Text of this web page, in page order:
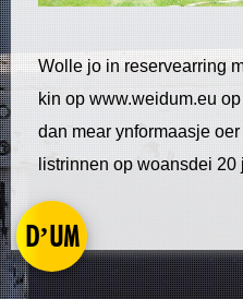
D’UM
Wolle jo in reservearring
kin op www.weidum.eu
dan mear ynformaasje
listrinnen op woansdei